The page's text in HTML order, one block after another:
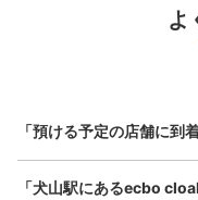
スマ
全
最大辺が
バッグ、
器、ベビ
よ
「預ける予定の店舗に到
「犬山駅にあるecbo